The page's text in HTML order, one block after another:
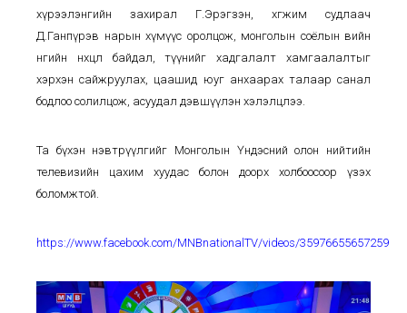
хүрээлэнгийн захирал Г.Эрэгзэн, хөгжим судлаач
Д.Ганпүрэв нарын хүмүүс оролцож, монголын соёлын өвийн
өнөөгийн нөхцөл байдал, түүнийг хадгалалт хамгаалалтыг
хэрхэн сайжруулах, цаашид юуг анхаарах талаар санал
бодлоо солилцож, асуудал дэвшүүлэн хэлэлцлээ.
Та бүхэн нэвтрүүлгийг Монголын Үндэсний олон нийтийн
телевизийн цахим хуудас болон доорх холбоосоор үзэх
боломжтой.
https://www.facebook.com/MNBnationalTV/videos/359766556572597